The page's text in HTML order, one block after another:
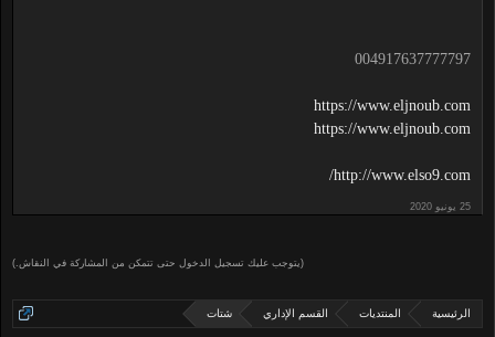
004917637777797
https://www.eljnoub.com
https://www.eljnoub.com
http://www.elso9.com/
(يتوجب عليك تسجيل الدخول حتى تتمكن من المشاركة في النقاش.)
الرئيسية المنتديات القسم الإداري شتات